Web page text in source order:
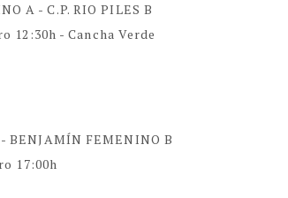
A -C.P. RIO PILES B
12:30h - Cancha Verde
BENJAMÍN FEMENINO B
17:00h